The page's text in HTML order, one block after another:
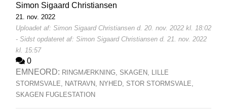
Simon Sigaard Christiansen
21. nov. 2022
Uploadet af: Simon Sigaard Christiansen d. 20. nov. 2022 kl. 18:02
- Sidst opdateret af: Simon Sigaard Christiansen d. 21. nov. 2022
kl. 15:57
0
EMNEORD: RINGMÆRKNING, SKAGEN,
LILLE
STORMSVALE,
NATRAVN, NYHED, STOR STORMSVALE,
SKAGEN FUGLESTATION